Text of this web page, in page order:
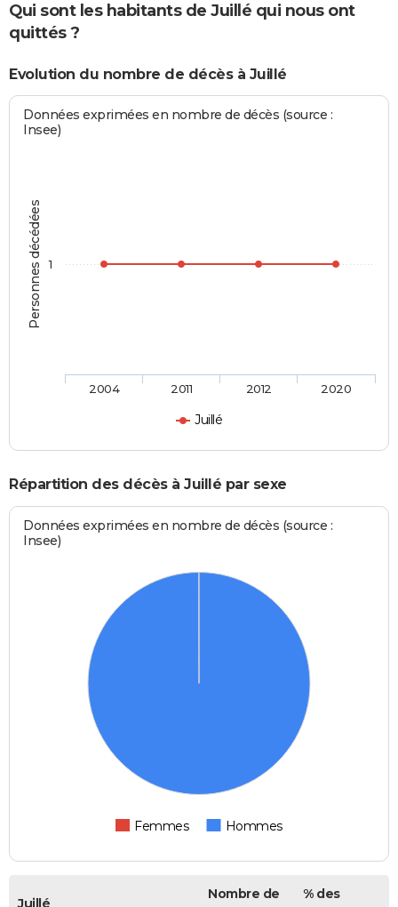
Qui sont les habitants de Juillé qui nous ont
quittés ?
Evolution du nombre de décès à Juillé
Personnes décédées
Données exprimées en nombre de décès (source :
Insee)
Juillé
2004 2011 2012 2020
1
Répartition des décès à Juillé par sexe
Données exprimées en nombre de décès (source :
Insee)
Femmes Hommes
Juillé
Nombre de
% des